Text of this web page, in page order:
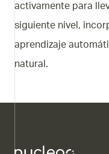
activamente para
siguiente nivel,
aprendizaje
natural.